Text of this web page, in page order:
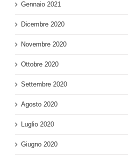
Gennaio 2021
Dicembre 2020
Novembre 2020
Ottobre 2020
Settembre 2020
Agosto 2020
Luglio 2020
Giugno 2020